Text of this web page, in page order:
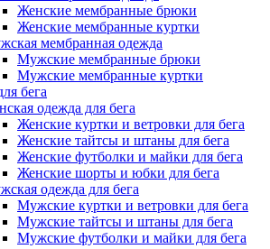
Женские мембранные брюки
Женские мембранные куртки
мембранная одежда
Мужские мембранные брюки
Мужские мембранные куртки
бега
одежда для бега
Женские куртки и ветровки для бега
Женские тайтсы и штаны для бега
Женские футболки и майки для бега
Женские шорты и юбки для бега
одежда для бега
Мужские куртки и ветровки для бега
Мужские тайтсы и штаны для бега
Мужские футболки и майки для бега